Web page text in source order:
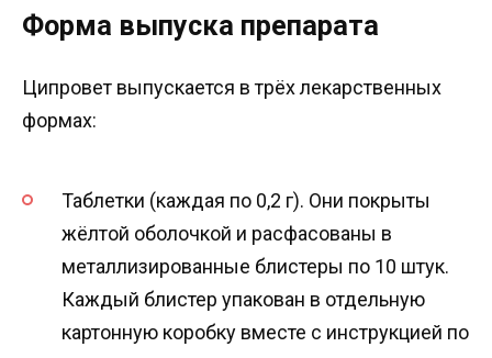
Форма выпуска препарата
Ципровет выпускается в трёх лекарственных
формах:
Таблетки (каждая по 0,2 г). Они покрыты
жёлтой оболочкой и расфасованы в
металлизированные блистеры по 10 штук.
Каждый блистер упакован в отдельную
картонную коробку вместе с инструкцией по